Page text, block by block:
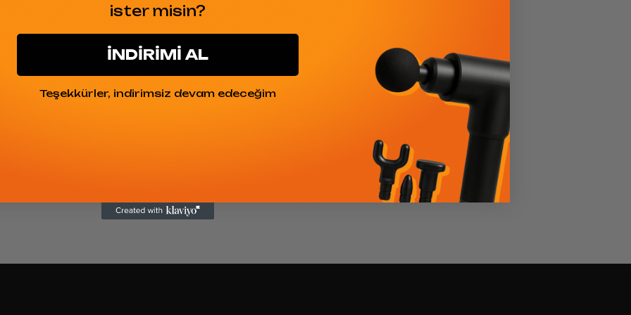
No, I'm not Yes, I am
ister misin?
İNDİRİMİ AL
Teşekkürler, indirimsiz devam edeceğim